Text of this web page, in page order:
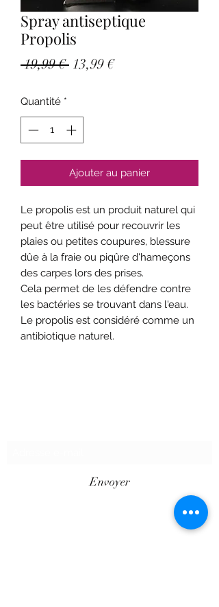
Spray antiseptique
Propolis
19,99 € Prix
13,99 €Prix
Quantité *
Ajouter au panier
Le propolis est un produit naturel qui
peut être utilisé pour recouvrir les
plaies ou petites coupures, blessure
dûe à la fraie ou piqûre d'hameçons
des carpes lors des prises.
Cela permet de les défendre contre
les bactéries se trouvant dans l'eau.
Le propolis est considéré comme un
antibiotique naturel.
Envoyer